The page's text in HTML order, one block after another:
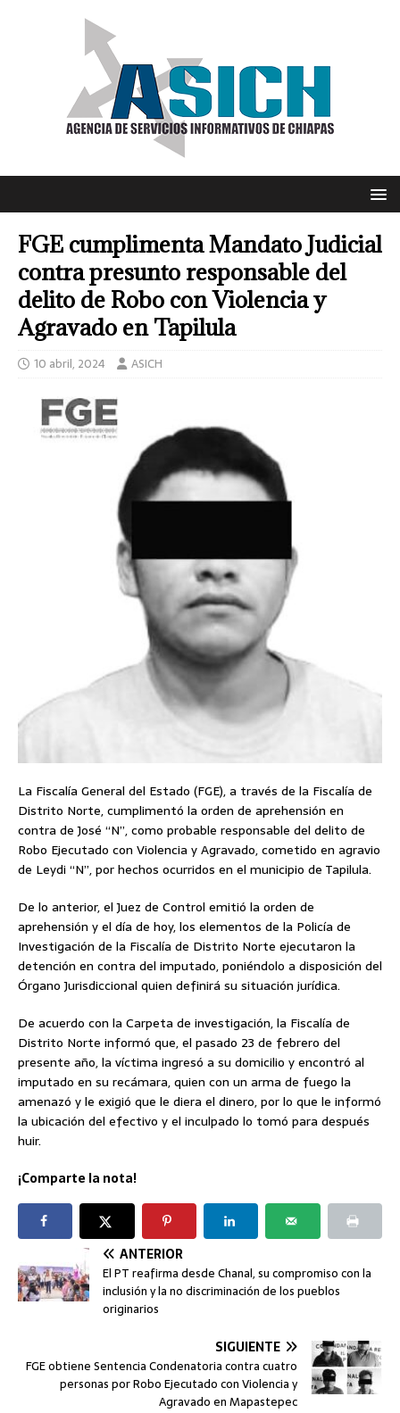
FGE cumplimenta Mandato Judicial
contra presunto responsable del
delito de Robo con Violencia y
Agravado en Tapilula
10 abril, 2024 ASICH
La Fiscalía General del Estado (FGE), a través de la Fiscalía de
Distrito Norte, cumplimentó la orden de aprehensión en
contra de José “N”, como probable responsable del delito de
Robo Ejecutado con Violencia y Agravado, cometido en agravio
de Leydi “N”, por hechos ocurridos en el municipio de Tapilula.
De lo anterior, el Juez de Control emitió la orden de
aprehensión y el día de hoy, los elementos de la Policía de
Investigación de la Fiscalía de Distrito Norte ejecutaron la
detención en contra del imputado, poniéndolo a disposición del
Órgano Jurisdiccional quien definirá su situación jurídica.
De acuerdo con la Carpeta de investigación, la Fiscalía de
Distrito Norte informó que, el pasado 23 de febrero del
presente año, la víctima ingresó a su domicilio y encontró al
imputado en su recámara, quien con un arma de fuego la
amenazó y le exigió que le diera el dinero, por lo que le informó
la ubicación del efectivo y el inculpado lo tomó para después
huir.
¡Comparte la nota!
ANTERIOR
El PT reafirma desde Chanal, su compromiso con la
inclusión y la no discriminación de los pueblos
originarios
SIGUIENTE
FGE obtiene Sentencia Condenatoria contra cuatro
personas por Robo Ejecutado con Violencia y
Agravado en Mapastepec